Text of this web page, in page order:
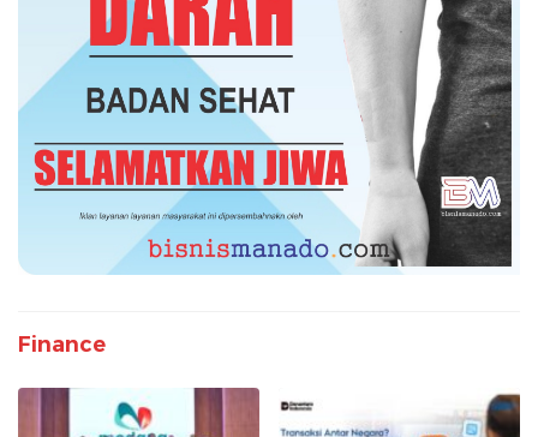
Finance